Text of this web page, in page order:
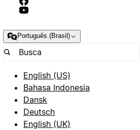
Português (Brasil)
English (US)
Bahasa Indonesia
Dansk
Deutsch
English (UK)